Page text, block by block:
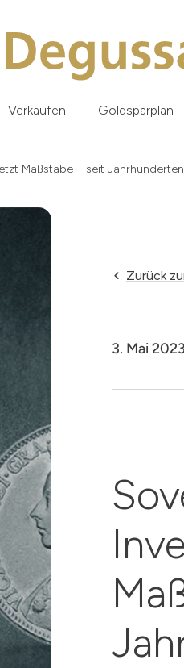
Verkaufen Goldsparplan
Maßstäbe – seit Jahrhunderten
Zurück
3. Mai 2023